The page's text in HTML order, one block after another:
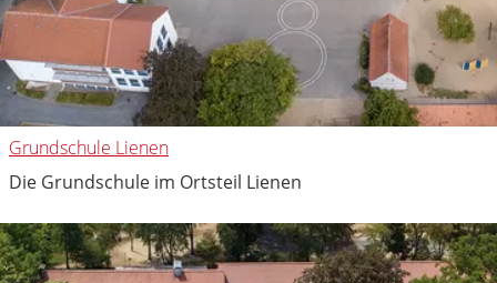
Grundschule Lienen
Die Grundschule im Ortsteil Lienen